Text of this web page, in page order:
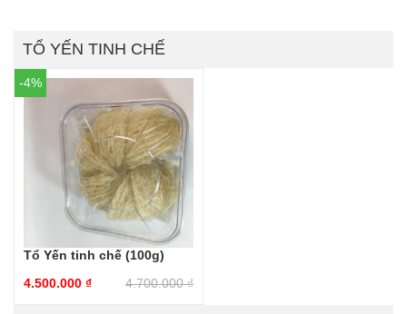
TỔ YẾN TINH CHẾ
-4%
Tổ Yến tinh chế (100g)
4.700.000₫
4.500.000 ₫